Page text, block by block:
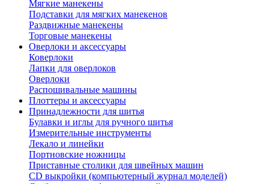
Мягкие манекены
Подставки для мягких манекенов
Раздвижные манекены
Торговые манекены
Оверлоки и аксессуары
Коверлоки
Лапки для оверлоков
Оверлоки
Распошивальные машины
Плоттеры и аксессуары
Принадлежности для шитья
Булавки и иглы для ручного шитья
Измерительные инструменты
Лекало и линейки
Портновские ножницы
Приставные столики для швейных машин
СD выкройки (компьютерный журнал моделей)